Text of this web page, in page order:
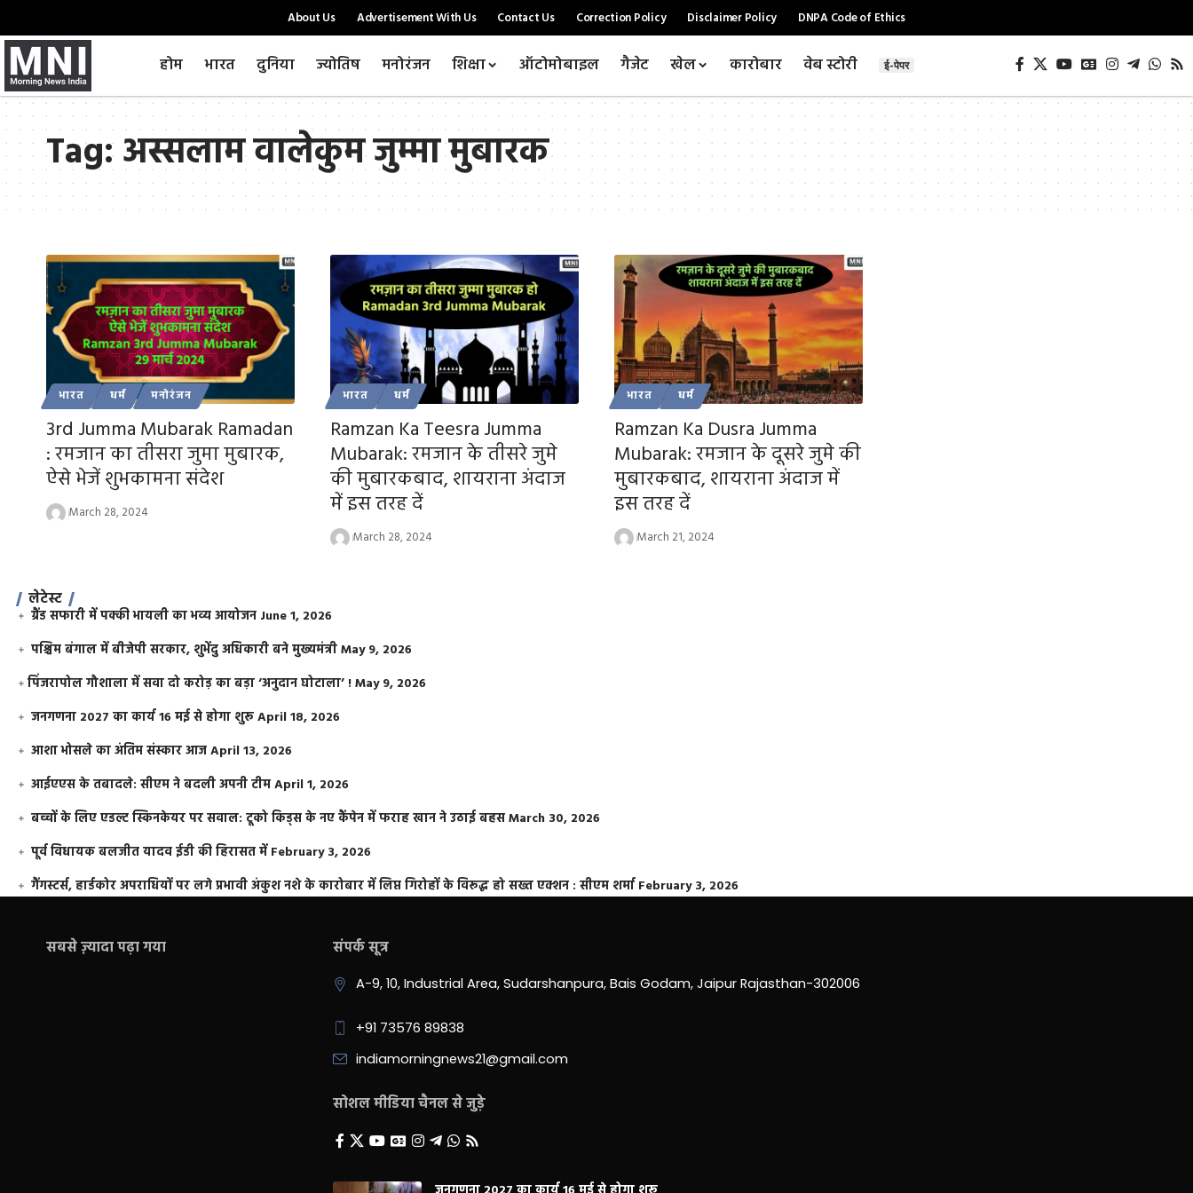
About Us Advertisement With Us Contact Us Correction Policy Disclaimer Policy DNPA Code of Ethics
होम भारत दुनिया ज्योतिष मनोरंजन शिक्षा ऑटोमोबाइल गैजेट खेल कारोबार वेब स्टोरी ई-पेपर
Tag:अस्सलाम वालेकुम जुम्मा मुबारक
भारत धर्म मनोरंजन
3rd Jumma Mubarak Ramadan
: रमजान का तीसरा जुमा मुबारक,
ऐसे भेजें शुभकामना संदेश
March 28, 2024
भारत धर्म
Ramzan Ka Teesra Jumma
Mubarak: रमजान के तीसरे जुमे
की मुबारकबाद, शायराना अंदाज
में इस तरह दें
March 28, 2024
भारत धर्म
Ramzan Ka Dusra Jumma
Mubarak: रमजान के दूसरे जुमे की
मुबारकबाद, शायराना अंदाज में
इस तरह दें
March 21, 2024
लेटेस्ट
ग्रैंड सफारी में पक्की भायली का भव्य आयोजन June 1, 2026
पश्चिम बंगाल में बीजेपी सरकार, शुभेंदु अधिकारी बने मुख्यमंत्रीMay 9, 2026
​पिंजरापोल गौशाला में सवा दो करोड़ का बड़ा ‘अनुदान घोटाला’ !May 9, 2026
जनगणना 2027 का कार्य 16 मई से होगा शुरूApril 18, 2026
आशा भोसले का अंतिम संस्कार आजApril 13, 2026
आईएएस के तबादले: सीएम ने बदली अपनी टीमApril 1, 2026
बच्चों के लिए एडल्ट स्किनकेयर पर सवाल: टूको किड्स के नए कैंपेन में फराह खान ने उठाई बहसMarch 30, 2026
पूर्व विधायक बलजीत यादव ईडी की हिरासत में February 3, 2026
गैंगस्टर्स, हार्डकोर अपराधियों पर लगे प्रभावी अंकुश नशे के कारोबार में लिप्त गिरोहों के विरूद्ध हो सख्त एक्शन : सीएम शर्मा February 3, 2026
सबसे ज़्यादा पढ़ा गया संपर्क सूत्र
A-9, 10, Industrial Area, Sudarshanpura, Bais Godam, Jaipur Rajasthan-302006
+91 73576 89838
indiamorningnews21@gmail.com
सोशल मीडिया चैनल से जुड़े